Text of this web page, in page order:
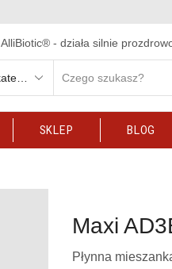
AlliBiotic® - działa silnie
SKLEP BLOG
Maxi
Płynna